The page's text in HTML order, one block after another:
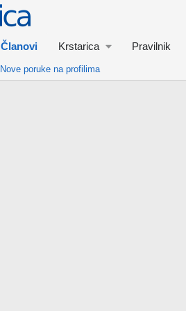
Članovi Krstarica Pravilnik
Nove poruke na profilima